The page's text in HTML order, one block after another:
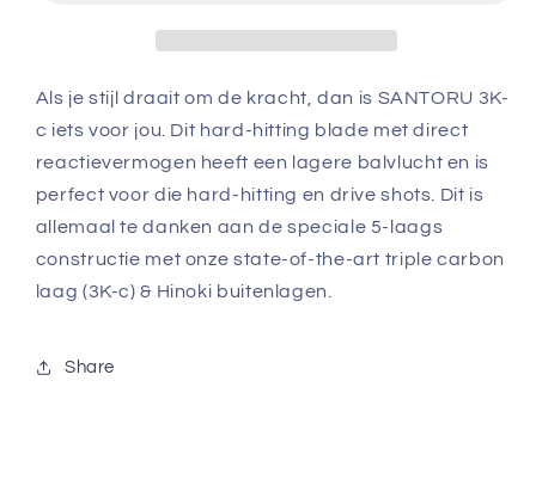
Als je stijl draait om de kracht, dan is SANTORU 3K-
c iets voor jou. Dit hard-hitting blade met direct
reactievermogen heeft een lagere balvlucht en is
perfect voor die hard-hitting en drive shots. Dit is
allemaal te danken aan de speciale 5-laags
constructie met onze state-of-the-art triple carbon
laag (3K-c) & Hinoki buitenlagen.
Share